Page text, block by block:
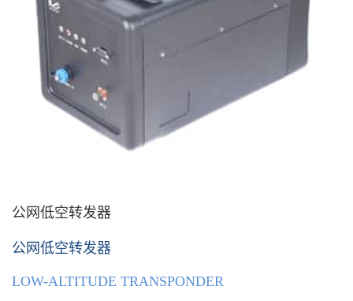
公网低空转发器
公网低空转发器
LOW-ALTITUDE TRANSPONDER